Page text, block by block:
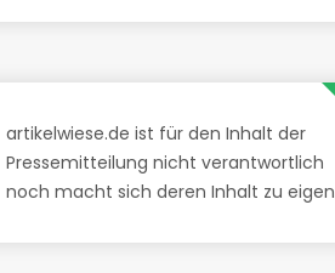
artikelwiese.de ist für den Inhalt der
Pressemitteilung nicht verantwortlich
noch macht sich deren Inhalt zu